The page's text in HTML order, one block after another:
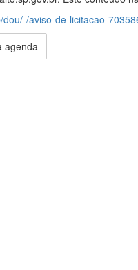
dou/-/aviso-de-licitacao-
agenda